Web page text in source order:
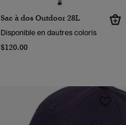
Sac à dos Outdoor 28L
Disponible en dautres coloris
$120.00